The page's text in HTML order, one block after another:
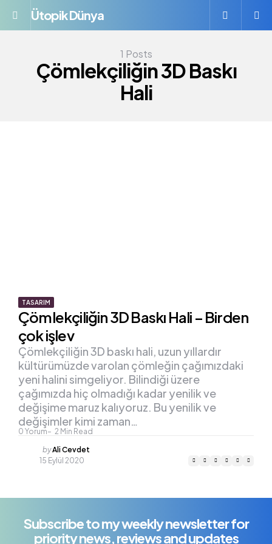
Menü
Ütopik Dünya
1 Posts
Çömlekçiliğin 3D Baskı
Hali
TASARIM
Çömlekçiliğin 3D Baskı Hali – Birden
çok işlev
0 Yorum 2 Min Read
Çömlekçiliğin 3D baskı hali, uzun yıllardır
kültürümüzde varolan çömleğin çağımızdaki
yeni halini simgeliyor. Bilindiği üzere
çağımızda hiç olmadığı kadar yenilik ve
değişime maruz kalıyoruz. Bu yenilik ve
değişimler kimi zaman…
Posted
by
byAli Cevdet
15 Eylül 2020
Subscribe to my weekly newsletter for
priority news, reviews and updates